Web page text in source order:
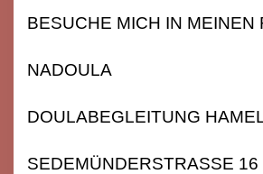
BESUCHE MICH IN MEINEN
NADOULA
DOULABEGLEITUNG
SEDEMÜNDERSTRASSE 16